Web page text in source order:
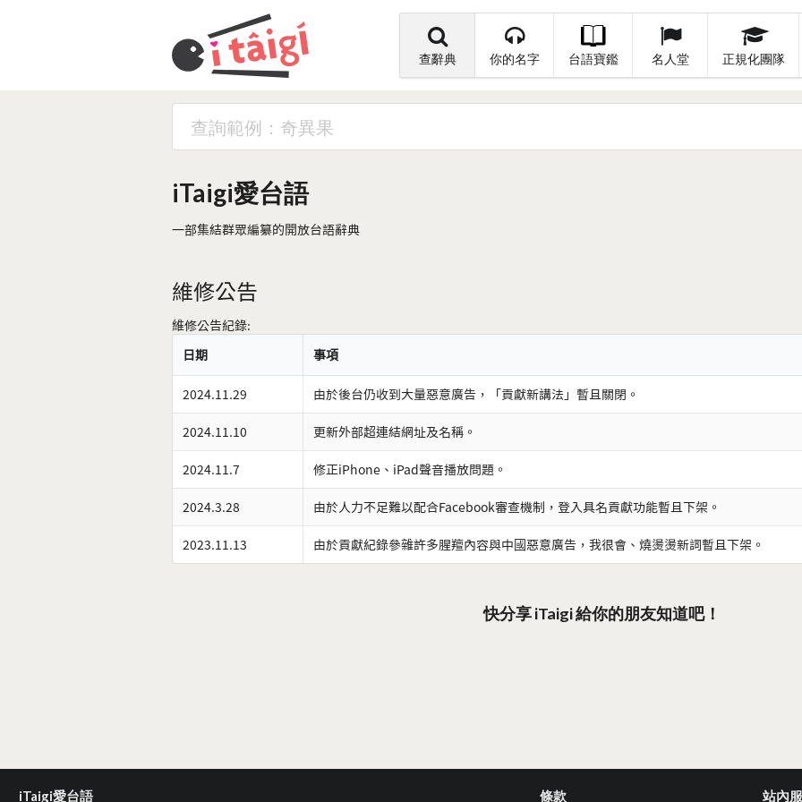
查辭典 你的名字 台語寶鑑 名人堂 正規化團隊
iTaigi愛台語
一部集結群眾編纂的開放台語辭典
維修公告
維修公告紀錄:
日期
事項
2024.11.29 由於後台仍收到大量惡意廣告，「貢獻新講法」暫且關閉。
2024.11.10 更新外部超連結網址及名稱。
2024.11.7 修正iPhone、iPad聲音播放問題。
2024.3.28 由於人力不足難以配合Facebook審查機制，登入具名貢獻功能暫且下架。
2023.11.13 由於貢獻紀錄參雜許多腥羶內容與中國惡意廣告，我很會、燒燙燙新詞暫且下架。
快分享 iTaigi 給你的朋友知道吧！
iTaigi愛台語 條款 站內